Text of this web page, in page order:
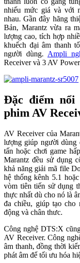
nhiếu mức giá và với
nhau. Gần đây hãng
Bản, Marantz vừa ra
lượng cao, tích hợp
khuếch đại âm thanh
người dùng. Ampli
Receiver và 3 AV
Đặc điểm nổi
phim AV
AV Receiver của
lượng giúp người dùng
tấn hoặc chơi game
Marantz đều sử dụng
khả năng giải mã file
hệ thống kênh 5.1
vòm tiên tiến sử dụng
thực nhất dù cho nó là
đa chiều, giúp tạo cho
động và chân thưc.
Công nghệ DTS:X
AV Receiver. Công
âm thanh, đồng thời
phát âm để tối ưu hóa